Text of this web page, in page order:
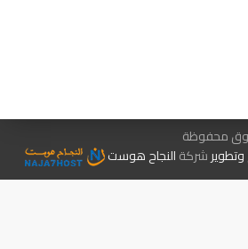
شركةالنجاح هوست